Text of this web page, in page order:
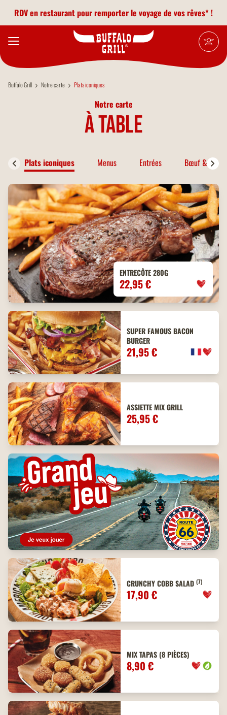
RDV en restaurant pour remporter le voyage de vos rêves* !
Buffalo Grill Notre carte Plats iconiques
Notre carte
à table
Plats iconiques Menus Entrées Bœuf & Bison
ENTRECÔTE 280G
22,95 €
SUPER FAMOUS BACON
BURGER
21,95 €
ASSIETTE MIX GRILL
25,95 €
CRUNCHY COBB SALAD (7)
17,90 €
MIX TAPAS (8 PIÈCES)
8,90 €